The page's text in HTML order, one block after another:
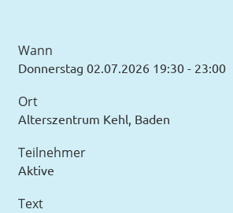
Wann
Donnerstag 02.07.2026 19:30 - 23:00
Ort
Alterszentrum Kehl, Baden
Teilnehmer
Aktive
Text